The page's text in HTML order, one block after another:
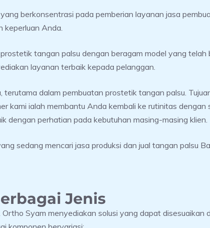
berkonsentrasi pada pemberian layanan jasa
keperluan Anda.
tangan palsu dengan beragam model yang
layanan terbaik kepada pelanggan.
dalam pembuatan prostetik tangan palsu.
kami ialah membantu Anda kembali ke rutinitas
dengan perhatian pada kebutuhan masing-masing klien.
sedang mencari jasa produksi dan jual tangan palsu
Jenis
Syam menyediakan solusi yang dapat